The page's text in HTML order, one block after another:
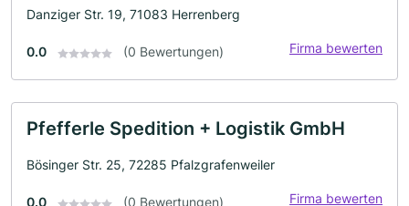
Danziger Str. 19, 71083 Herrenberg
0.0 (0 Bewertungen) Firma bewerten
Pfefferle Spedition + Logistik GmbH
Bösinger Str. 25, 72285 Pfalzgrafenweiler
0.0 (0 Bewertungen) Firma bewerten